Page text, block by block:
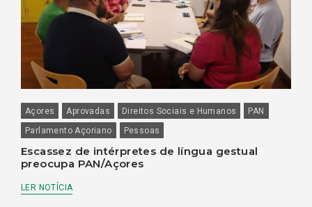
Açores Aprovadas Direitos Sociais e Humanos
PAN
Parlamento Açoriano
Pessoas
Escassez de intérpretes de língua gestual
preocupa PAN/Açores
LER NOTÍCIA